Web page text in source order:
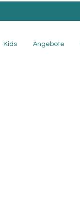
Kids Angebote